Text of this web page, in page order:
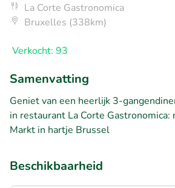
La Corte Gastronomica
Bruxelles (338km)
Verkocht: 93
Samenvatting
Geniet van een heerlijk 3-
in restaurant La Corte Gastronomica:
Markt in hartje Brussel
Beschikbaarheid